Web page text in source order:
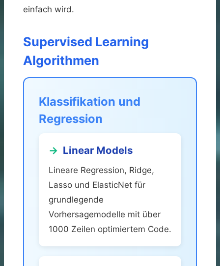
einfach wird.
Supervised Learning
Algorithmen
Klassifikation und
Regression
Linear Models
Lineare Regression, Ridge,
Lasso und ElasticNet für
grundlegende
Vorhersagemodelle mit über
1000 Zeilen optimiertem Code.